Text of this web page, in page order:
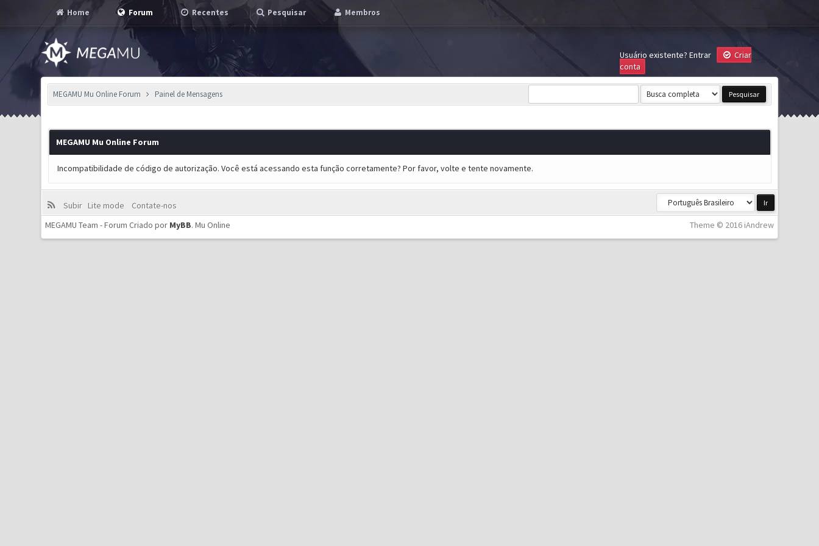
Home Forum Recentes Pesquisar Membros
Usuário existente? Entrar
Criar
conta
MEGAMU Mu Online Forum Painel de Mensagens
MEGAMU Mu Online Forum
Incompatibilidade de código de autorização. Você está acessando esta função corretamente? Por favor, volte e tente novamente.
Subir Lite mode
Contate-nos
Theme © 2016 iAndrew
MEGAMU Team - Forum Criado por MyBB.Mu Online